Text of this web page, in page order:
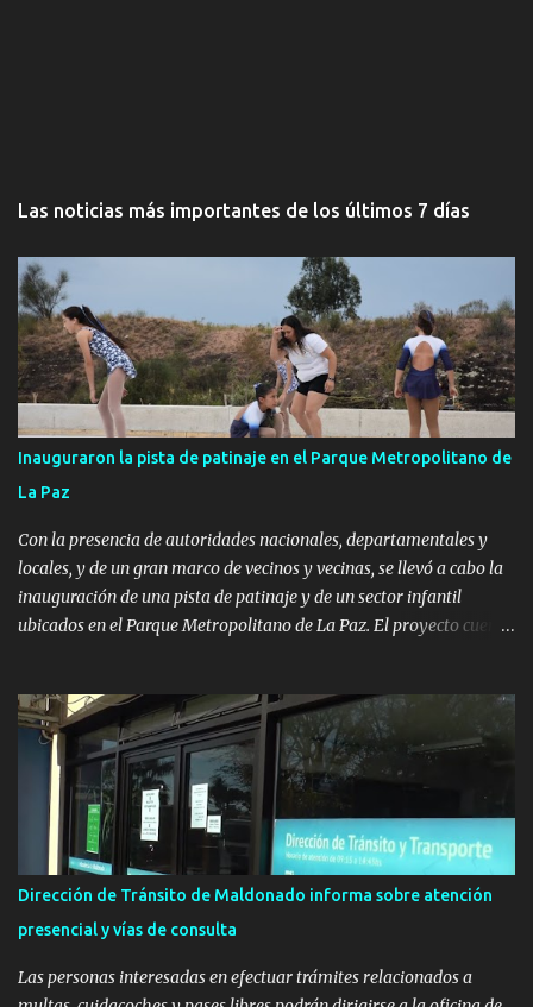
Las noticias más importantes de los últimos 7 días
Inauguraron la pista de patinaje en el Parque Metropolitano de
La Paz
Con la presencia de autoridades nacionales, departamentales y
locales, y de un gran marco de vecinos y vecinas, se llevó a cabo la
inauguración de una pista de patinaje y de un sector infantil
ubicados en el Parque Metropolitano de La Paz. El proyecto cuenta
Pública de OPP, así como aportes del Gobierno de Canelones y del
Ministerio de Transporte y Obras Públicas. La nueva
infraestructura deportiva consiste en una plataforma de 35 m por
20 m con banco de hormigón sobre sus laterales. Su destino será
polifuncional, permitiendo la práctica de patín, hockey, gimnasia y
la realización de eventos culturales. Próximo a la pista, se
instalaron juegos infantiles y equipamiento urbano (bancos de
nuevos pavimentos e iluminación. La totalidad de estas obras
implicaron una inversión estimada ...
Dirección de Tránsito de Maldonado informa sobre atención
presencial y vías de consulta
Las personas interesadas en efectuar trámites relacionados a